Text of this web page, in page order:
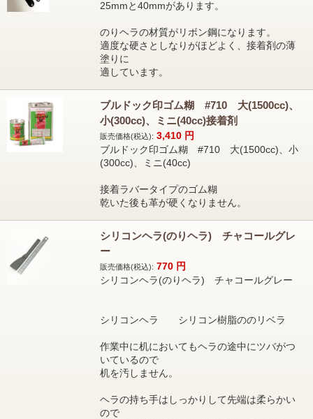
25mmと40mmがあります。
のりヘラの材質がリボン鋼になります。
適度な硬さとしなりがほどよく、接着剤の薄
塗りに
適しています。
ブルドック印ゴム糊 #710 大(1500cc)、
小(300cc)、ミニ(40cc)接着剤
販売価格(税込): 3,410 円
ブルドック印ゴム糊 #710 大(1500cc)、小
(300cc)、ミニ(40cc)
接着ラバータイプのゴム糊
乾いた後も革が硬くなりません。
シリコンヘラ(のりヘラ) チャコールグレ
ー
販売価格(税込): 770 円
シリコンヘラ(のりヘラ) チャコールグレー
シリコンヘラ シリコン樹脂ののリベラ
作業中に机においてもヘラの途中にツバがつ
いているので
机を汚しません。
ヘラの持ち手はしっかりして先端は柔らかい
ので